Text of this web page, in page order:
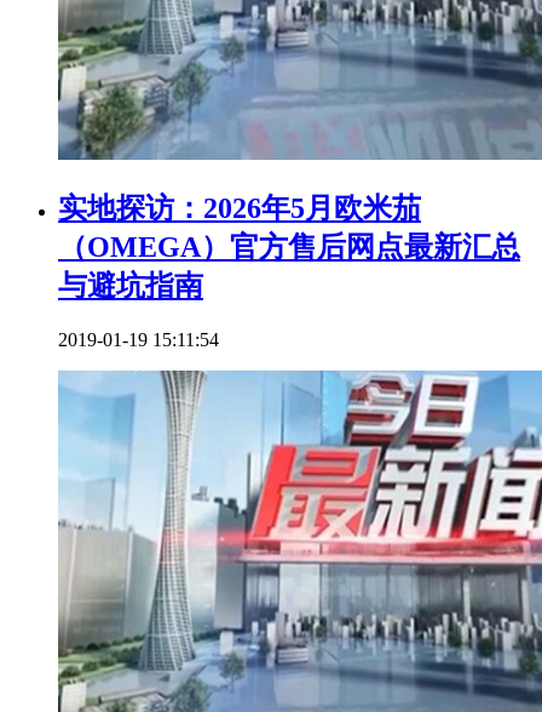
实地探访：2026年5月欧米茄
（OMEGA）官方售后网点最新汇总
与避坑指南
2019-01-19 15:11:54